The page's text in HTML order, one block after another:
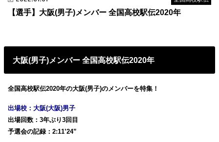
【選手】大阪(男子)メンバー 全国高校駅伝2020年
大阪(男子)メンバー 全国高校駅伝2020年
全国高校駅伝2020年の大阪(男子)のメンバーを特集！
出場校：大阪(大阪)男子
出場回数：3年ぶり3回目
予選会の記録：2:11’24”